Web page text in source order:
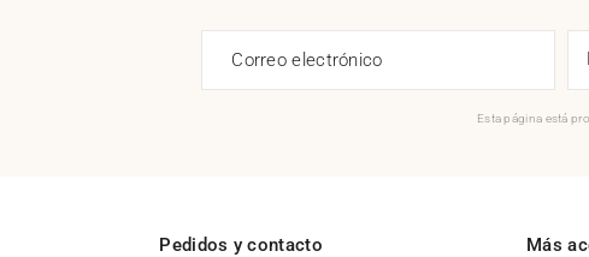
Correo electrónico
Esta página está
Pedidos y contacto Más